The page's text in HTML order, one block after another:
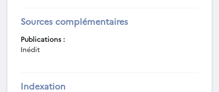
Sources complémentaires
Publications :
Inédit
Indexation